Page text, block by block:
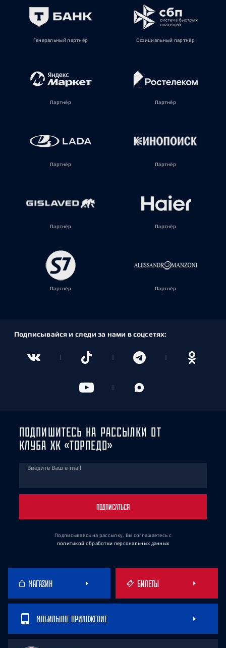
Генеральный партнёр Официальный партнёр
Партнёр Партнёр
Партнёр Партнёр
Партнёр Партнёр
Партнёр Партнёр
Подписывайся и следи за нами в соцсетях:
ПОДПИШИТЕСЬ НА РАССЫЛКИ ОТ
КЛУБА ХК «ТОРПЕДО»
Введите Ваш e-mail
ПОДПИСАТЬСЯ
Подписываясь на рассылку, Вы соглашаетесь с
политикой обработки персональных данных
МАГАЗИН БИЛЕТЫ
МОБИЛЬНОЕ ПРИЛОЖЕНИЕ